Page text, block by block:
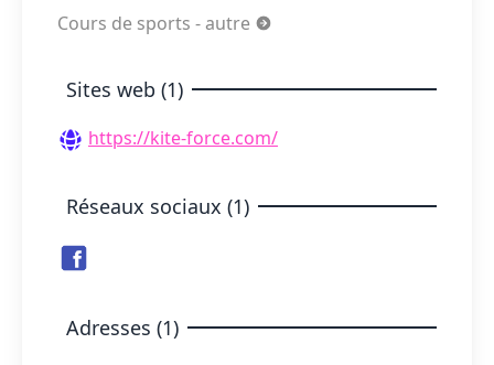
Cours de sports - autre
Sites web (1)
https://kite-force.com/
Réseaux sociaux (1)
Adresses (1)